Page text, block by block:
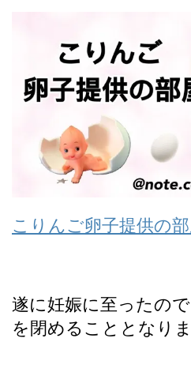
こりんご卵子提供の
遂に妊娠に至ったの
を閉めることとなりま